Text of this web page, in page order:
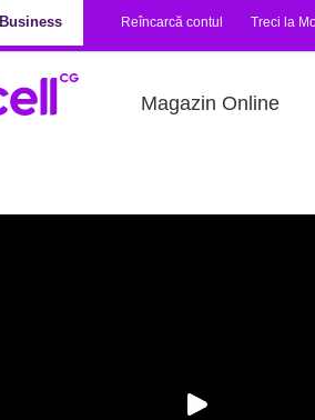
Business Reîncarcă contul Treci la
Magazin Online